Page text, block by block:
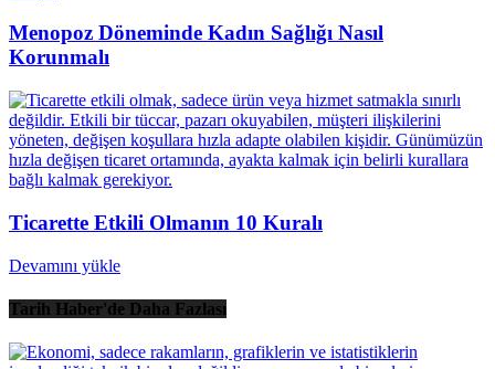
Menopoz Döneminde Kadın Sağlığı Nasıl
Korunmalı
Ticarette Etkili Olmanın 10 Kuralı
Devamını yükle
Tarih Haber'de Daha Fazlası